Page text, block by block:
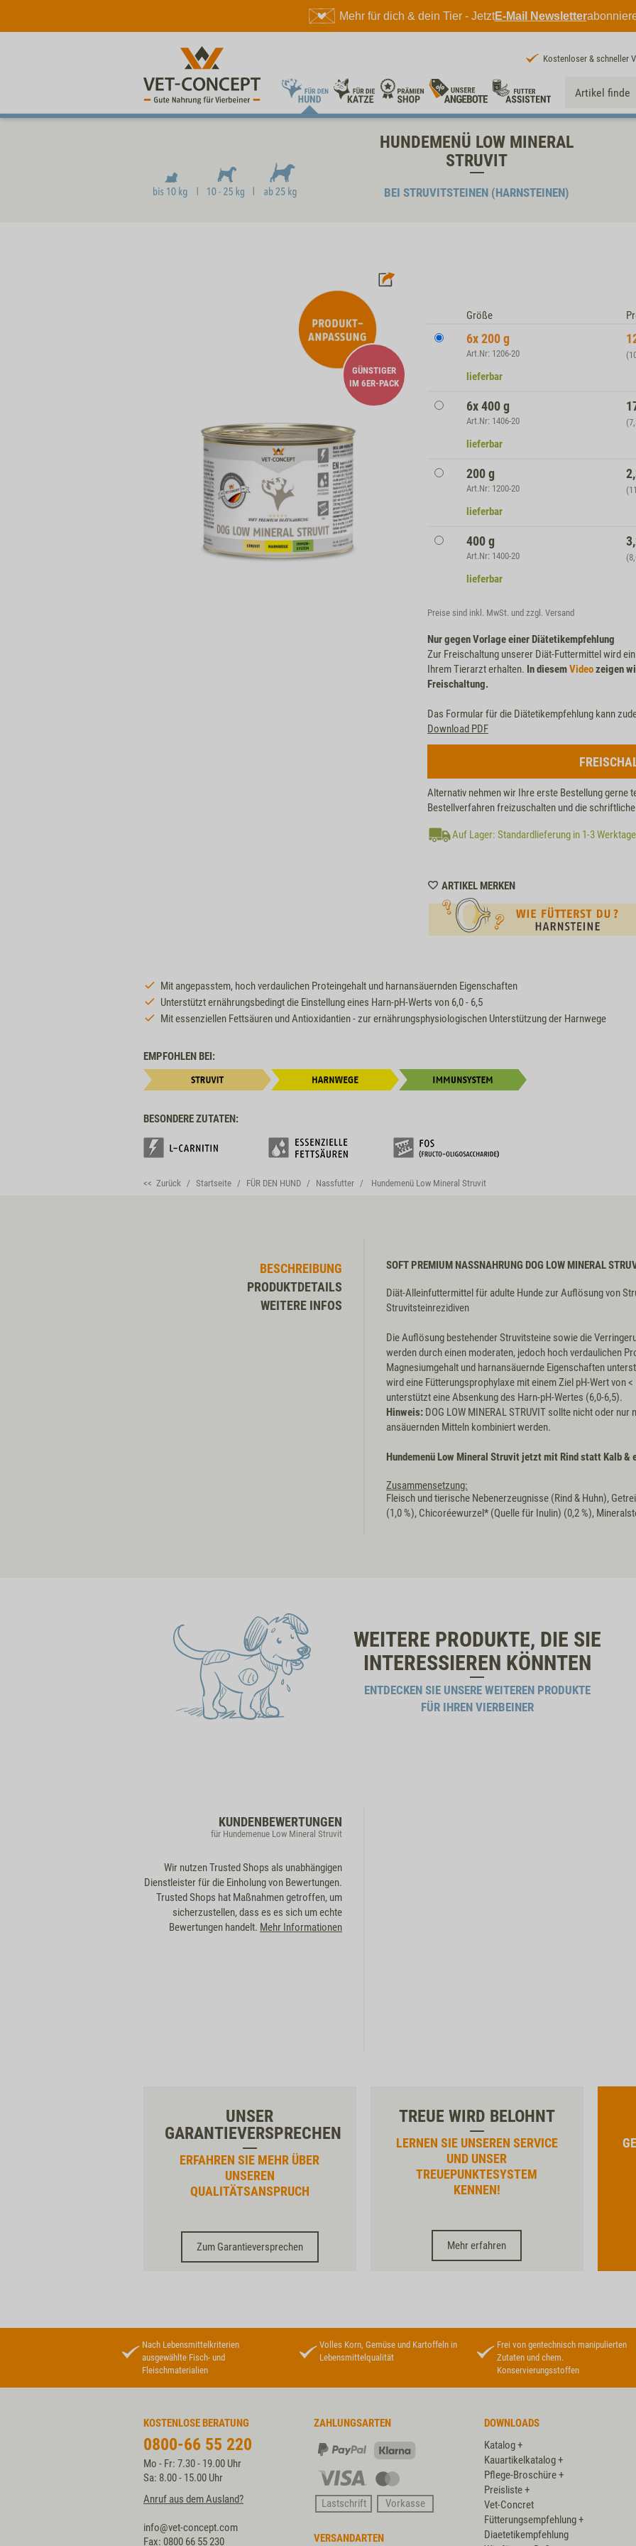
Mehr für dich & dein Tier - JetztE-Mail Newsletter
Kostenloser & schneller
HUNDEMENÜ LOW MINERAL
STRUVIT
BEI STRUVITSTEINEN (HARNSTEINEN)
GÜNSTIGER
IM 6ER-PACK
Größe
6x 200 g
Art.Nr: 1206-20
lieferbar
6x 400 g
Art.Nr: 1406-20
lieferbar
200 g
Art.Nr: 1200-20
lieferbar
400 g
Art.Nr: 1400-20
lieferbar
Preise sind inkl. MwSt. und zzgl. Versand
Nur gegen Vorlage einer Diätetikempfehlung
Zur Freischaltung unserer Diät-Futtermittel wird
Ihrem Tierarzt erhalten. In diesemVideozeigen
Freischaltung.
Das Formular für die Diätetikempfehlung kann
Download PDF
Alternativ nehmen wir Ihre erste Bestellung gerne
Bestellverfahren freizuschalten und die
Auf Lager: Standardlieferung in 1-3
ARTIKEL MERKENWISHLIST
Mit angepasstem, hoch verdaulichen Proteingehalt und harnansäuernden Eigenschaften
Unterstützt ernährungsbedingt die Einstellung eines Harn-pH-Werts von 6,0 - 6,5
Mit essenziellen Fettsäuren und Antioxidantien - zur ernährungsphysiologischen Unterstützung der Harnwege
EMPFOHLEN BEI:
BESONDERE ZUTATEN:
<< Zurück Startseite FÜR DEN HUND Nassfutter Hundemenü Low Mineral Struvit
BESCHREIBUNG
PRODUKTDETAILS
WEITERE INFOS
SOFT PREMIUM NASSNAHRUNG DOG LOW MINERAL
Diät-Alleinfuttermittel für adulte Hunde zur Auflösung von
Struvitsteinrezidiven
Die Auflösung bestehender Struvitsteine sowie die
werden durch einen moderaten, jedoch hoch verdaulichen
Magnesiumgehalt und harnansäuernde Eigenschaften
wird eine Fütterungsprophylaxe mit einem Ziel pH-Wert von
unterstützt eine Absenkung des Harn-pH-Wertes (6,0-6,5).
Hinweis:DOG LOW MINERAL STRUVIT sollte nicht oder
ansäuernden Mitteln kombiniert werden.
Hundemenü Low Mineral Struvit jetzt mit Rind statt Kalb &
Zusammensetzung:
Fleisch und tierische Nebenerzeugnisse (Rind & Huhn),
(1,0 %), Chicoréewurzel* (Quelle für Inulin) (0,2 %),
WEITERE PRODUKTE, DIE SIE
INTERESSIEREN KÖNNTEN
ENTDECKEN SIE UNSERE WEITEREN PRODUKTE
FÜR IHREN VIERBEINER
KUNDENBEWERTUNGEN
für Hundemenue Low Mineral Struvit
Wir nutzen Trusted Shops als unabhängigen
Dienstleister für die Einholung von Bewertungen.
Trusted Shops hat Maßnahmen getroffen, um
sicherzustellen, dass es es sich um echte
Bewertungen handelt. Mehr Informationen
UNSER
GARANTIEVERSPRECHEN
ERFAHREN SIE MEHR ÜBER
UNSEREN
QUALITÄTSANSPRUCH
Zum Garantieversprechen
TREUE WIRD BELOHNT
LERNEN SIE UNSEREN SERVICE
UND UNSER
TREUEPUNKTESYSTEM
KENNEN!
Mehr erfahren
Nach Lebensmittelkriterien
ausgewählte Fisch- und
Fleischmaterialien
Volles Korn, Gemüse und Kartoffeln in
Lebensmittelqualität
Frei von gentechnisch manipulierten
Zutaten und chem.
Konservierungsstoffen
KOSTENLOSE BERATUNG
0800-66 55 220
Mo - Fr: 7.30 - 19.00 Uhr
Sa: 8.00 - 15.00 Uhr
Anruf aus dem Ausland?
info@vet-concept.com
Fax: 0800 66 55 230
ZAHLUNGSARTEN
PayPal
Visa
Lastschrift
Vorkasse
VERSANDARTEN
DOWNLOADS
Katalog +
Kauartikelkatalog +
Pflege-Broschüre +
Preisliste +
Vet-Concret
Fütterungsempfehlung +
Diaetetikempfehlung